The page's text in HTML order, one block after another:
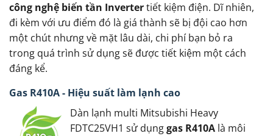
công nghệ biến tần Invertertiết kiệm điện. Dĩ nhiên,
đi kèm với ưu điểm đó là giá thành sẽ bị đội cao hơn
một chút nhưng về mặt lâu dài, chi phí bạn bỏ ra
trong quá trình sử dụng sẽ được tiết kiệm một cách
đáng kể.
Gas R410A - Hiệu suất làm lạnh cao
Dàn lạnh multi Mitsubishi Heavy
FDTC25VH1 sử dụnggas R410A là môi